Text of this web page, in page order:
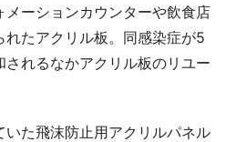
メーションカウンターや飲食店
たアクリル板。同感染症が5
れるなかアクリル板のリユー
た飛沫防止用アクリルパネル